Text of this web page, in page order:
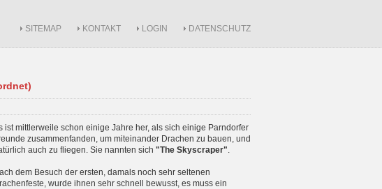
SITEMAP KONTAKT LOGIN DATENSCHUTZ
ist mittlerweile schon einige Jahre her, als sich einige Parndorfer
zusammenfanden, um miteinander Drachen zu bauen, und
auch zu fliegen. Sie nannten sich "The Skyscraper".
dem Besuch der ersten, damals noch sehr seltenen
wurde ihnen sehr schnell bewusst, es muss ein